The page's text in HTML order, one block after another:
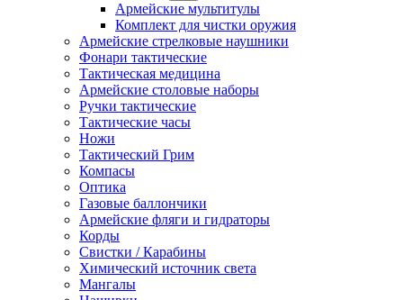
Армейские мультитулы
Комплект для чистки оружия
Армейские стрелковые наушники
Фонари тактические
Тактическая медицина
Армейские столовые наборы
Ручки тактические
Тактические часы
Ножи
Тактический Грим
Компасы
Оптика
Газовые баллончики
Армейские фляги и гидраторы
Корды
Свистки / Карабины
Химический источник света
Мангалы